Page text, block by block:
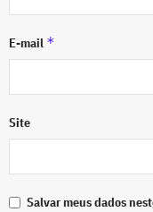
E-mail *
Site
Salvar meus dados